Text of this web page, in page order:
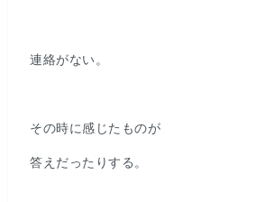
連絡がない。
その時に感じたものが
答えだったりする。